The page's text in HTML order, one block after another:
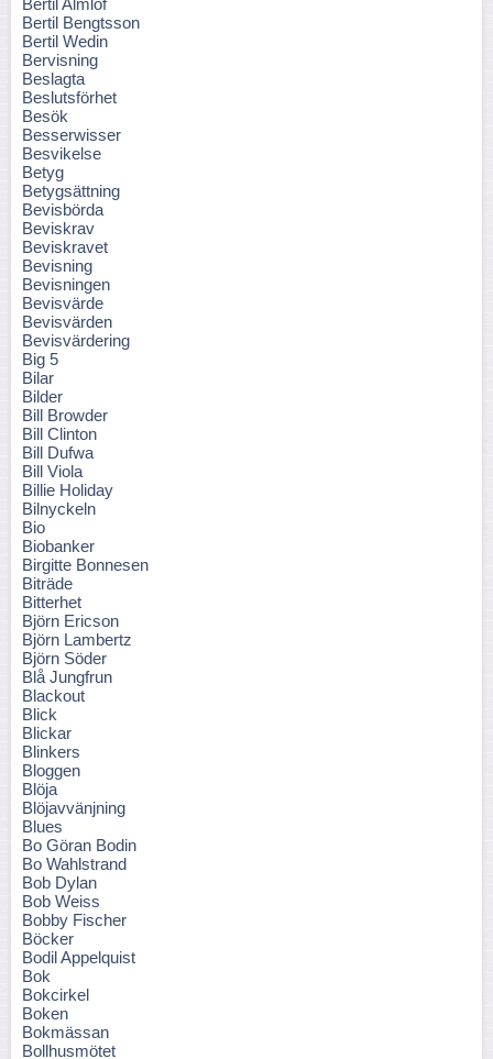
Bertil Almlöf
Bertil Bengtsson
Bertil Wedin
Bervisning
Beslagta
Beslutsförhet
Besök
Besserwisser
Besvikelse
Betyg
Betygsättning
Bevisbörda
Beviskrav
Beviskravet
Bevisning
Bevisningen
Bevisvärde
Bevisvärden
Bevisvärdering
Big 5
Bilar
Bilder
Bill Browder
Bill Clinton
Bill Dufwa
Bill Viola
Billie Holiday
Bilnyckeln
Bio
Biobanker
Birgitte Bonnesen
Biträde
Bitterhet
Björn Ericson
Björn Lambertz
Björn Söder
Blå Jungfrun
Blackout
Blick
Blickar
Blinkers
Bloggen
Blöja
Blöjavvänjning
Blues
Bo Göran Bodin
Bo Wahlstrand
Bob Dylan
Bob Weiss
Bobby Fischer
Böcker
Bodil Appelquist
Bok
Bokcirkel
Boken
Bokmässan
Bollhusmötet